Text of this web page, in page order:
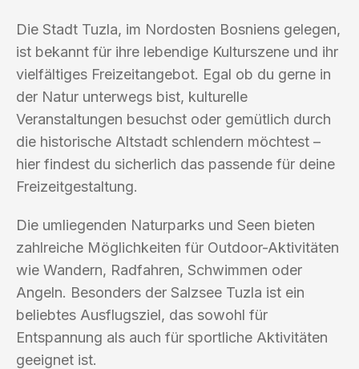
Die Stadt Tuzla, im Nordosten Bosniens gelegen,
ist bekannt für ihre lebendige Kulturszene und ihr
vielfältiges Freizeitangebot. Egal ob du gerne in
der Natur unterwegs bist, kulturelle
Veranstaltungen besuchst oder gemütlich durch
die historische Altstadt schlendern möchtest –
hier findest du sicherlich das passende für deine
Freizeitgestaltung.
Die umliegenden Naturparks und Seen bieten
zahlreiche Möglichkeiten für Outdoor-Aktivitäten
wie Wandern, Radfahren, Schwimmen oder
Angeln. Besonders der Salzsee Tuzla ist ein
beliebtes Ausflugsziel, das sowohl für
Entspannung als auch für sportliche Aktivitäten
geeignet ist.